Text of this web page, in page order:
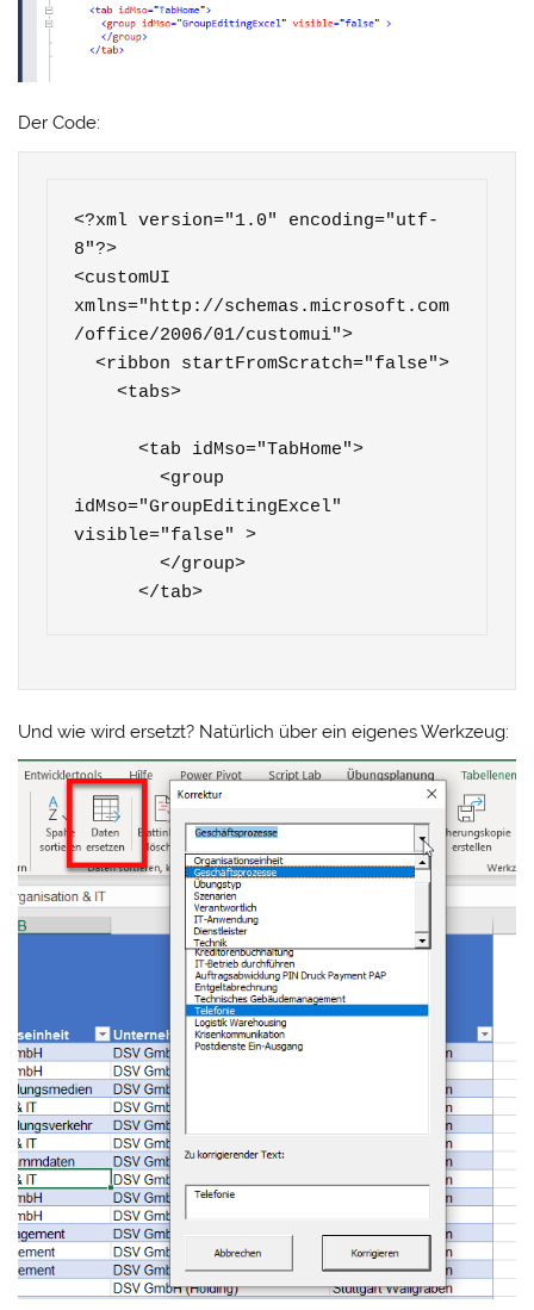
Der Code:
<?xml version="1.0" encoding="utf-
8"?>
<customUI
xmlns="http://schemas.microsoft.com
/office/2006/01/customui">
  <ribbon startFromScratch="false">
    <tabs>
      <tab idMso="TabHome">
        <group
idMso="GroupEditingExcel"
visible="false" >
        </group>
      </tab>
Und wie wird ersetzt? Natürlich über ein eigenes Werkzeug: